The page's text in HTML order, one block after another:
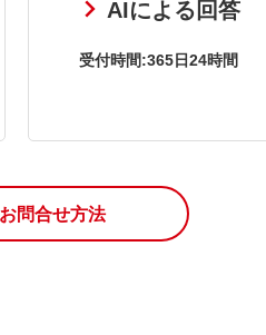
AIによる回答
受付時間:365日24時間
問合せ方法